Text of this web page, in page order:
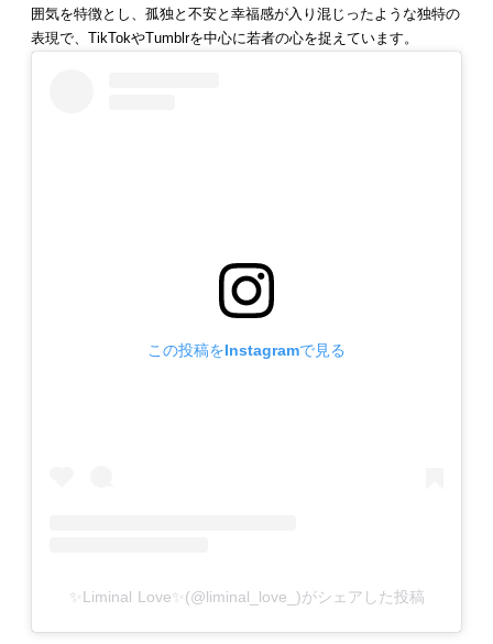
囲気を特徴とし、孤独と不安と幸福感が入り混じったような独特の
表現で、TikTokやTumblrを中心に若者の心を捉えています。
この投稿をInstagramで見る
✨Liminal Love✨(@liminal_love_)がシェアした投稿